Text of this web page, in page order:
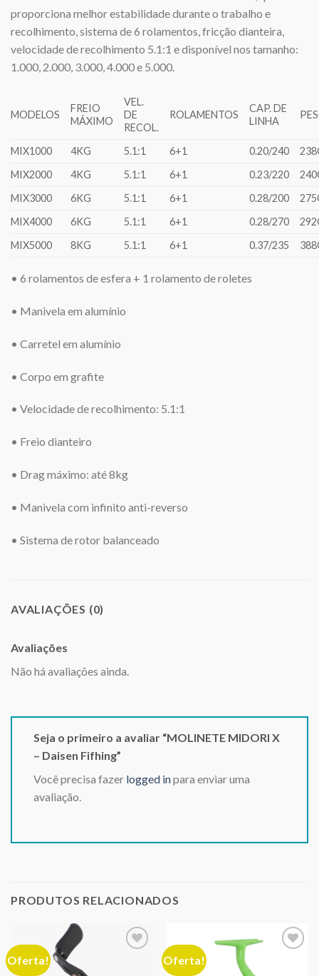
proporciona melhor estabilidade durante o trabalho e
recolhimento, sistema de 6 rolamentos, fricção dianteira,
velocidade de recolhimento 5.1:1 e disponível nos tamanho:
1.000, 2.000, 3.000, 4.000 e 5.000.
MODELOS
FREIO
MÁXIMO
VEL.
DE
RECOL.
ROLAMENTOS
CAP. DE
LINHA
MIX1000 4KG 5.1:1 6+1 0.20/240
MIX2000
4KG 5.1:1 6+1 0.23/220
MIX3000
6KG 5.1:1 6+1 0.28/200
MIX4000
6KG 5.1:1 6+1 0.28/270
MIX5000
8KG 5.1:1 6+1 0.37/235
• 6 rolamentos de esfera + 1 rolamento de roletes
• Manivela em alumínio
• Carretel em alumínio
• Corpo em grafite
• Velocidade de recolhimento: 5.1:1
• Freio dianteiro
• Drag máximo: até 8kg
• Manivela com infinito anti-reverso
• Sistema de rotor balanceado
AVALIAÇÕES (0)
Avaliações
Não há avaliações ainda.
Seja o primeiro a avaliar “MOLINETE MIDORI X
– Daisen Fifhing”
Você precisa fazer logged inpara enviar uma
avaliação.
PRODUTOS RELACIONADOS
Oferta! Oferta!